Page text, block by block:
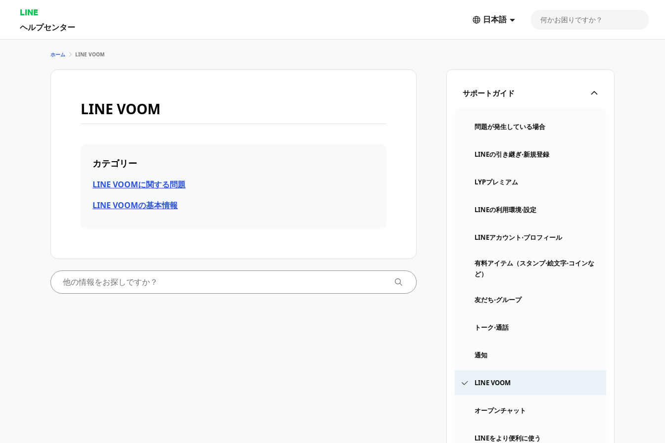
LINE
ヘルプセンター
日本語
サポートガイド
問題が発生している場合
LINEの引き継ぎ⋅新規登録
LYPプレミアム
LINEの利用環境⋅設定
LINEアカウント⋅プロフィール
有料アイテム（スタンプ⋅絵文字⋅コインな
ど）
友だち⋅グループ
トーク⋅通話
通知
LINE VOOM
オープンチャット
LINEをより便利に使う
ホーム LINE VOOM
LINE VOOM
カテゴリー
LINE VOOMに関する問題
LINE VOOMの基本情報